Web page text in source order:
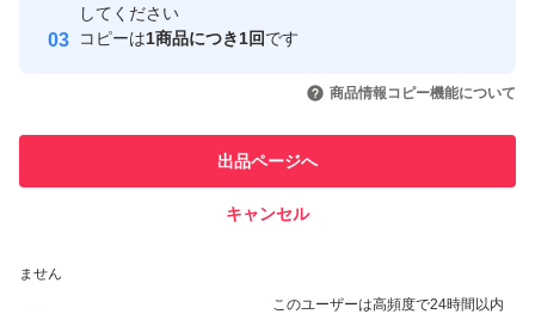
取引実績
引を完了させた実績があります
での取引実績があります
ません
このユーザーは高頻度で24時間以内
してください
コピーは1商品につき1回です
商品情報コピー機能について
出品ページへ
キャンセル